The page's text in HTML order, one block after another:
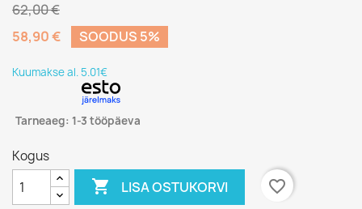
62,00 €
58,90 €
SOODUS 5%
Kuumakse al. 5.01€
Tarneaeg: 1-3 tööpäeva
Kogus
 LISA OSTUKORVI
favorite_border